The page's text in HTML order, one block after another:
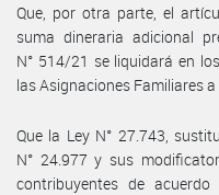
Que, por otra parte, el
suma dineraria adicional
N° 514/21 se liquidará en
las Asignaciones Familiares
Que la Ley N° 27.743,
N° 24.977 y sus
contribuyentes de